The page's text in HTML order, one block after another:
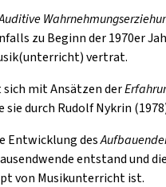
zu Beginn der 1970er
vertrat.
mit Ansätzen der
durch Rudolf Nykrin
Entwicklung des
entstand und
von Musikunterricht ist.